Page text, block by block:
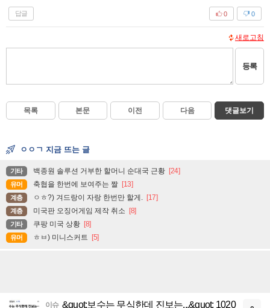
답글 0
0
새로고침
등록
목록 본문 이전 다음 댓글보기
ㅇㅇㄱ 지금 뜨는 글
기타 백종원 솔루션 거부한 할머니 순대국 근황 [24]
유머 축협을 한번에 보여주는 짤 [13]
계층 ㅇㅎ?) 겨드랑이 자랑 한번만 할게. [17]
계층 미국판 오징어게임 제작 취소 [8]
기타 쿠팡 미국 상황 [8]
유머 ㅎㅂ) 미니스커트 [5]
이슈 &quot;보수는 무식한데 진보는...&quot; 1020